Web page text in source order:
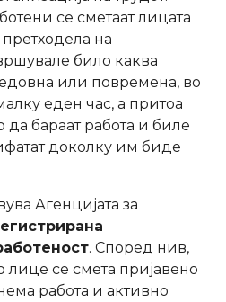
се сметаат лицата
на
било каква
или повремена, во
еден час, а притоа
бараат работа и биле
доколку им биде
Агенцијата за
. Според нив,
лице се смета пријавено
работа и активно